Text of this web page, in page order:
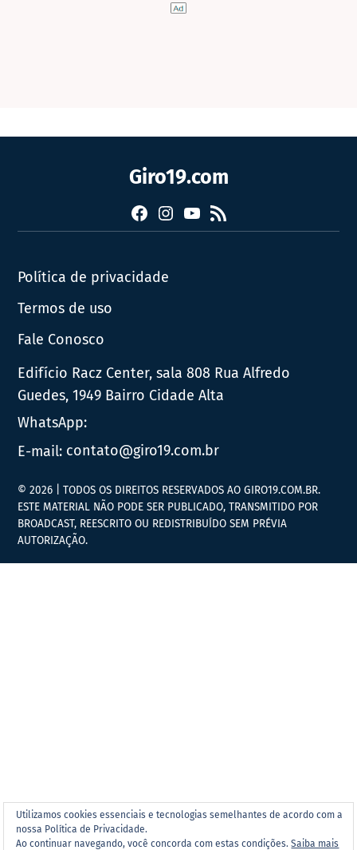
Giro19.com
FacebookInstagram
YouTube
RSS
Política de privacidade
Termos de uso
Fale Conosco
Edifício Racz Center, sala 808 Rua Alfredo
Guedes, 1949 Bairro Cidade Alta
WhatsApp:
E-mail: contato@giro19.com.br
Utilizamos cookies essenciais e tecnologias semelhantes de acordo com a
nossa Política de Privacidade.
Ao continuar navegando, você concorda com estas condições.Saiba mais
© 2026 | TODOS OS DIREITOS RESERVADOS AO GIRO19.COM.BR.
ESTE MATERIAL NÃO PODE SER PUBLICADO, TRANSMITIDO POR
BROADCAST, REESCRITO OU REDISTRIBUÍDO SEM PRÉVIA
AUTORIZAÇÃO.